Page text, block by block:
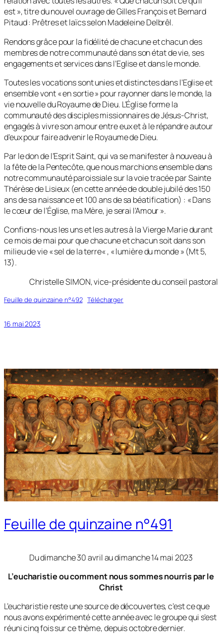
est», titre du nouvel ouvrage de Gilles François et Bernard
Pitaud : Prêtres et laïcs selon Madeleine Delbrêl.
Rendons grâce pour la fidélité de chacune et chacun des
membres de notre communauté dans son état de vie, ses
engagements et services dans l’Eglise et dans le monde.
Toutes les vocations sont unies et distinctes dans l’Eglise et
ensemble vont « en sortie » pour rayonner dans le monde, la
vie nouvelle du Royaume de Dieu. L’Église forme la
communauté des disciples missionnaires de Jésus-Christ,
engagés à vivre son amour entre eux et à le répandre autour
d’eux pour faire advenir le Royaume de Dieu.
Par le don de l’Esprit Saint, qui va se manifester à nouveau à
la fête de la Pentecôte, que nous marchions ensemble dans
notre communauté paroissiale sur la voie tracée par Sainte
Thérèse de Lisieux (en cette année de double jubilé des 150
ans de sa naissance et 100 ans de sa béatification) : «Dans
le cœur de l’Église, ma Mère, je serai l’Amour».
Confions-nous les uns et les autres à la Vierge Marie durant
ce mois de mai pour que chacune et chacun soit dans son
milieu de vie «sel de la terre« , «lumière du monde» (Mt5,
13).
Christelle SIMON, vice-présidente du conseil pastoral
Feuille de quinzaine n°492 Télécharger
16 mai 2023
Feuille de quinzaine n°491
Du dimanche 30 avril au dimanche 14 mai 2023
L’eucharistie ou comment nous sommes nourris par le
Christ
L’eucharistie reste une source de découvertes, c’est ce que
nous avons expérimenté cette année avec le groupe qui s’est
réuni cinq fois sur ce thème, depuis octobre dernier.